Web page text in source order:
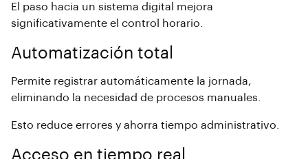
El paso hacia un sistema digital mejora
significativamente el control horario
Automatización total
Permite registrar automáticamente la jornada,
eliminando la necesidad de procesos manuales.
Esto reduce errores y ahorra tiempo administrativo.
Acceso en tiempo real